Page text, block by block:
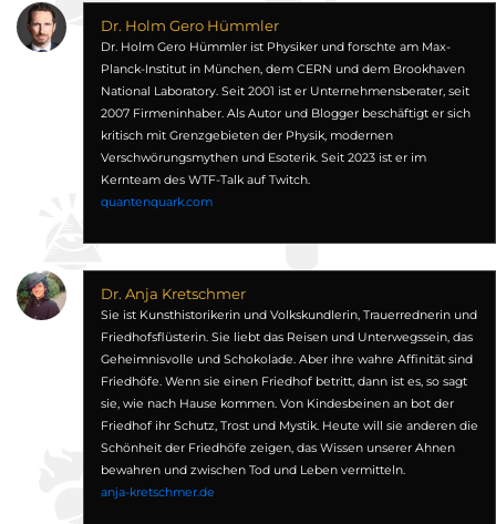
Dr. Holm Gero Hümmler
Dr. Holm Gero Hümmler ist Physiker und forschte am Max-
Planck-Institut in München, dem CERN und dem Brookhaven
National Laboratory. Seit 2001 ist er Unternehmensberater, seit
2007 Firmeninhaber. Als Autor und Blogger beschäftigt er sich
kritisch mit Grenzgebieten der Physik, modernen
Verschwörungsmythen und Esoterik. Seit 2023 ist er im
Kernteam des WTF-Talk auf Twitch.
quantenquark.com
Dr. Anja Kretschmer
Sie ist Kunsthistorikerin und Volkskundlerin, Trauerrednerin und
Friedhofsflüsterin. Sie liebt das Reisen und Unterwegssein, das
Geheimnisvolle und Schokolade. Aber ihre wahre Affinität sind
Friedhöfe. Wenn sie einen Friedhof betritt, dann ist es, so sagt
sie, wie nach Hause kommen. Von Kindesbeinen an bot der
Friedhof ihr Schutz, Trost und Mystik. Heute will sie anderen die
Schönheit der Friedhöfe zeigen, das Wissen unserer Ahnen
bewahren und zwischen Tod und Leben vermitteln.
anja-kretschmer.de